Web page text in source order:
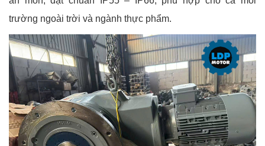
trường ngoài trời và ngành thực phẩm.